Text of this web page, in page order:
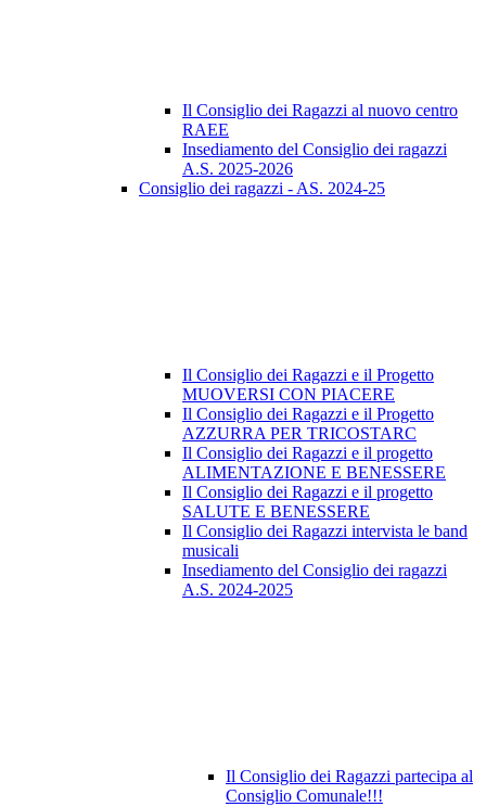
Il Consiglio dei Ragazzi al nuovo centro
RAEE
Insediamento del Consiglio dei ragazzi
A.S. 2025-2026
Consiglio dei ragazzi - AS. 2024-25
Il Consiglio dei Ragazzi e il Progetto
MUOVERSI CON PIACERE
Il Consiglio dei Ragazzi e il Progetto
AZZURRA PER TRICOSTARC
Il Consiglio dei Ragazzi e il progetto
ALIMENTAZIONE E BENESSERE
Il Consiglio dei Ragazzi e il progetto
SALUTE E BENESSERE
Il Consiglio dei Ragazzi intervista le band
musicali
Insediamento del Consiglio dei ragazzi
A.S. 2024-2025
Il Consiglio dei Ragazzi partecipa al
Consiglio Comunale!!!